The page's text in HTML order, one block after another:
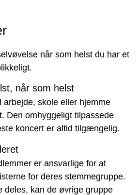
når som helst du har et
når som helst
arbejde, skole eller hjemme
Den omhyggeligt tilpassede
koncert er altid tilgængelig.
er ansvarlige for at
for deres stemmegruppe.
deles, kan de øvrige gruppe